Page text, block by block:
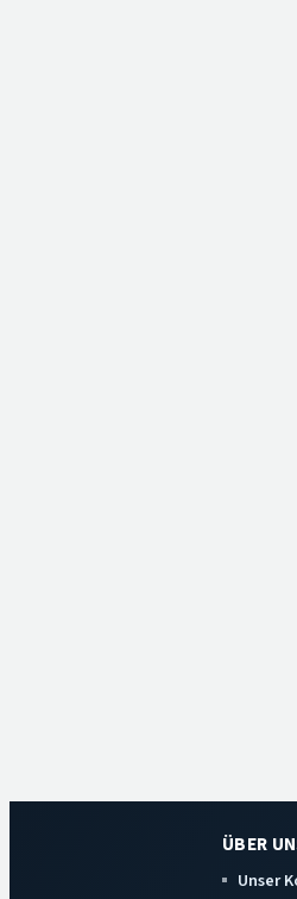
ÜBER
Unser